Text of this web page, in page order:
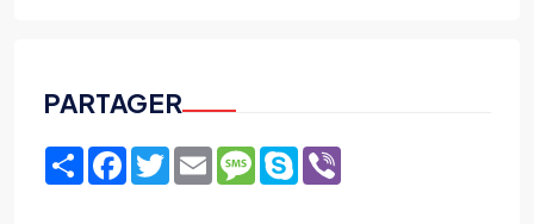
PARTAGER
ShareFacebook
TwitterEmailMessage
Skype